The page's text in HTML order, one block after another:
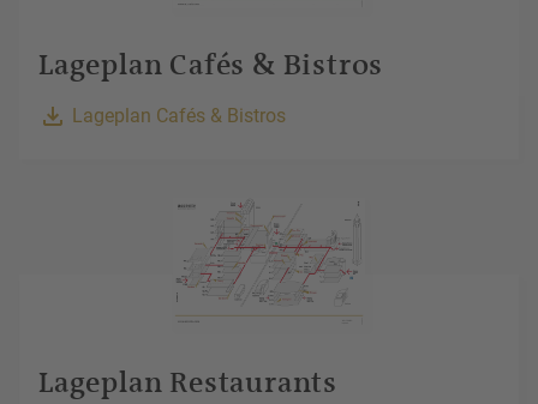
Lageplan Cafés & Bistros
Lageplan Cafés & Bistros
Lageplan Restaurants